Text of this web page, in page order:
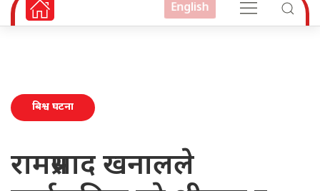
English
बिश्व घटना
रामप्रसाद खनालले